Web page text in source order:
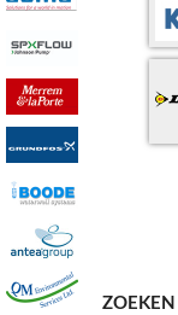
ZOEKEN